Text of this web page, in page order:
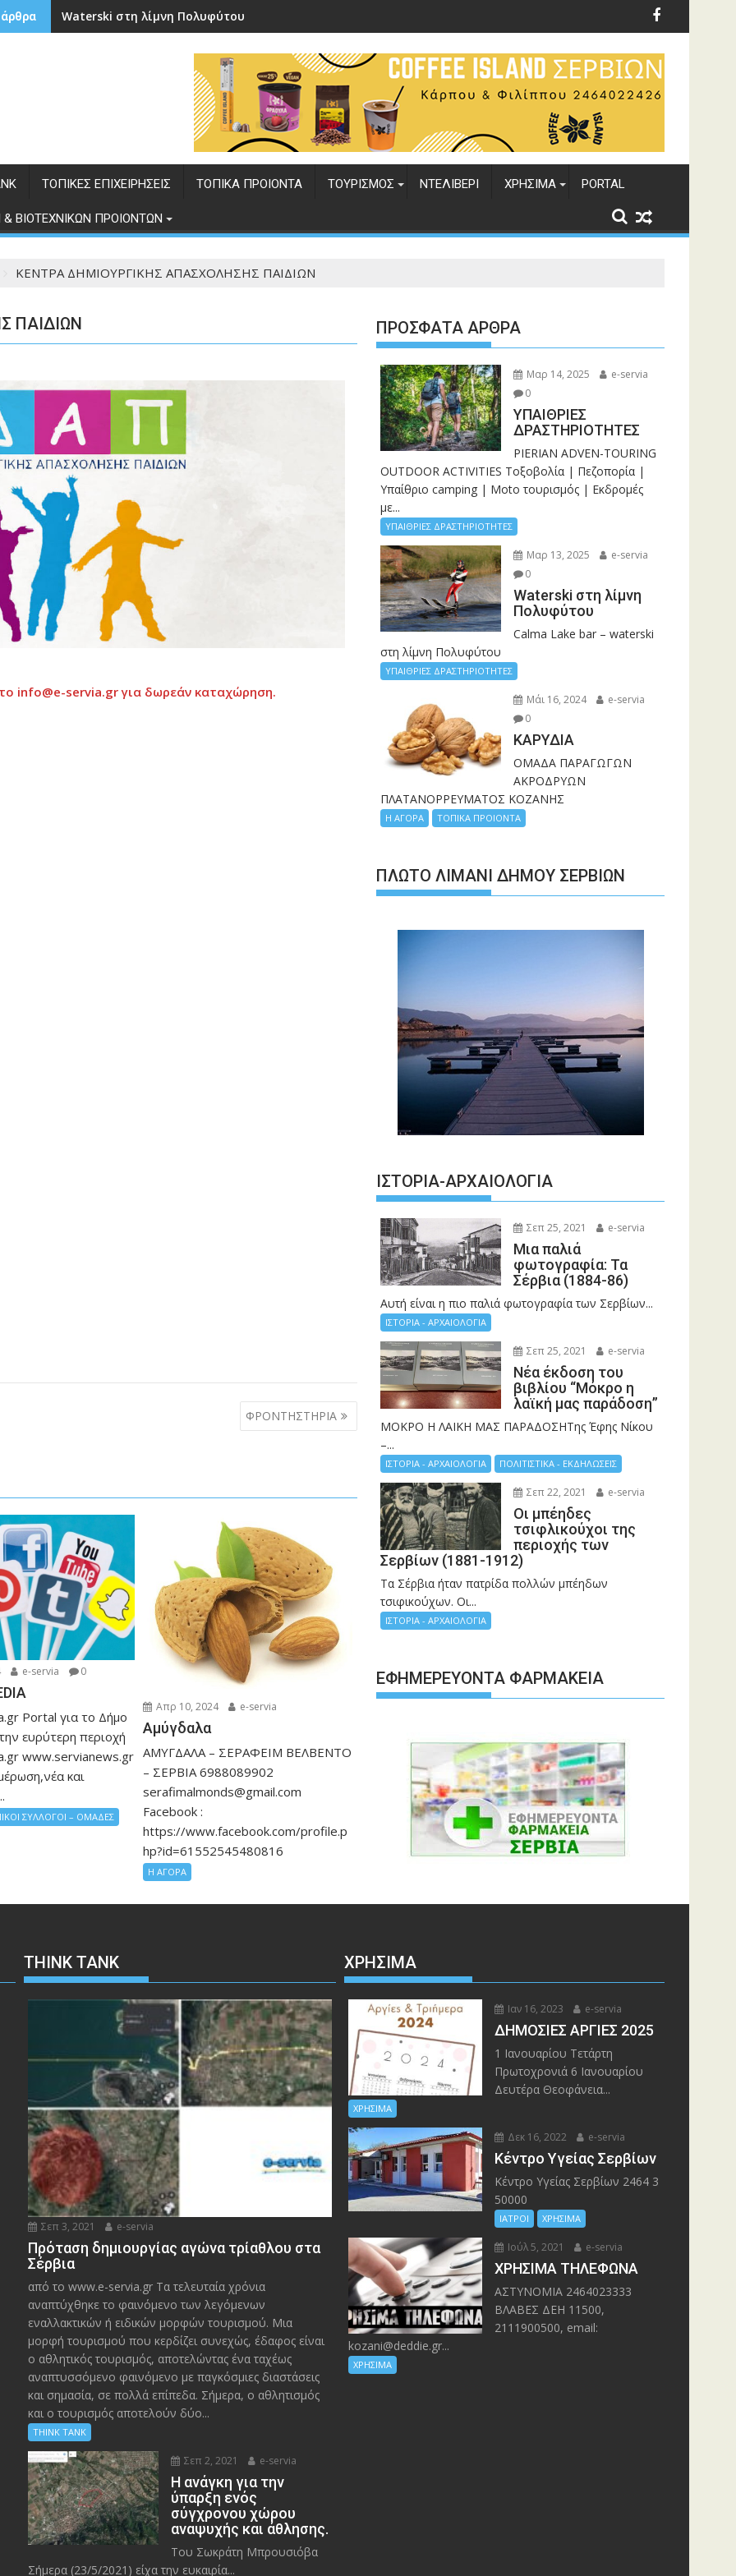
Waterski στη λίμνη Πολυφύτου
ΤΟΠΙΚΕΣ ΕΠΙΧΕΙΡΗΣΕΙΣ ΤΟΠΙΚΑ ΠΡΟΙΟΝΤΑ ΤΟΥΡΙΣΜΟΣ ΝΤΕΛΙΒΕΡΙ ΧΡΗΣΙΜΑ PORTAL
ΒΙΟΤΕΧΝΙΚΩΝ ΠΡΟΙΟΝΤΩΝ
ΚΕΝΤΡΑ ΔΗΜΙΟΥΡΓΙΚΗΣ ΑΠΑΣΧΟΛΗΣΗΣ ΠΑΙΔΙΩΝ
ΠΑΙΔΙΩΝ
info@e-servia.grγια δωρεάν καταχώρηση.
ΦΡΟΝΤΗΣΤΗΡΙΑ
e-servia 0
Portal για το Δήμο
ευρύτερη περιοχή
www.servianews.gr
και
ΣΥΛΛΟΓΟΙ – ΟΜΑΔΕΣ
Απρ 10, 2024 e-servia
Αμύγδαλα
ΑΜΥΓΔΑΛΑ – ΣΕΡΑΦΕΙΜ ΒΕΛΒΕΝΤΟ
– ΣΕΡΒΙΑ 6988089902
serafimalmonds@gmail.com
Facebook :
https://www.facebook.com/profile.p
hp?id=61552545480816
Η ΑΓΟΡΑ
ΠΡΌΣΦΑΤΑ ΆΡΘΡΑ
Μαρ 14, 2025
e-servia
0
ΥΠΑΙΘΡΙΕΣ
ΔΡΑΣΤΗΡΙΟΤΗΤΕΣ
PIERIAN ADVEN-TOURING
OUTDOOR ACTIVITIES Τοξοβολία | Πεζοπορία |
Υπαίθριο camping | Moto τουρισμός | Εκδρομές
με...
ΥΠΑΙΘΡΙΕΣ ΔΡΑΣΤΗΡΙΟΤΗΤΕΣ
Μαρ 13, 2025
e-servia
0
Waterski στη λίμνη
Πολυφύτου
Calma Lake bar – waterski
στη λίμνη Πολυφύτου
ΥΠΑΙΘΡΙΕΣ ΔΡΑΣΤΗΡΙΟΤΗΤΕΣ
Μάι 16, 2024
e-servia
0
ΚΑΡΥΔΙΑ
ΟΜΑΔΑ ΠΑΡΑΓΩΓΩΝ
ΑΚΡΟΔΡΥΩΝ
ΠΛΑΤΑΝΟΡΡΕΥΜΑΤΟΣ ΚΟΖΑΝΗΣ
Η ΑΓΟΡΑ ΤΟΠΙΚΑ ΠΡΟΙΟΝΤΑ
ΠΛΩΤΌ ΛΙΜΆΝΙ ΔΉΜΟΥ ΣΕΡΒΊΩΝ
ΙΣΤΟΡΊΑ-ΑΡΧΑΙΟΛΟΓΊΑ
Σεπ 25, 2021 e-servia
Μια παλιά
φωτογραφία: Τα
Σέρβια (1884-86)
Αυτή είναι η πιο παλιά φωτογραφία των Σερβίων...
ΙΣΤΟΡΙΑ - ΑΡΧΑΙΟΛΟΓΙΑ
Σεπ 25, 2021 e-servia
Νέα έκδοση του
βιβλίου “Μόκρο η
λαϊκή μας παράδοση”
ΜΟΚΡΟ Η ΛΑΙΚΗ ΜΑΣ ΠΑΡΑΔΟΣΗΤης Έφης Νίκου
–...
ΙΣΤΟΡΙΑ - ΑΡΧΑΙΟΛΟΓΙΑ ΠΟΛΙΤΙΣΤΙΚΑ - ΕΚΔΗΛΩΣΕΙΣ
Σεπ 22, 2021 e-servia
Οι μπέηδες
τσιφλικούχοι της
περιοχής των
Σερβίων (1881-1912)
Τα Σέρβια ήταν πατρίδα πολλών μπέηδων
τσιφικούχων. Οι...
ΙΣΤΟΡΙΑ - ΑΡΧΑΙΟΛΟΓΙΑ
ΕΦΗΜΕΡΕΎΟΝΤΑ ΦΑΡΜΑΚΕΊΑ
THINK TANK
Σεπ 3, 2021 e-servia
Πρόταση δημιουργίας αγώνα τρίαθλου στα
Σέρβια
από το www.e-servia.gr Τα τελευταία χρόνια
αναπτύχθηκε το φαινόμενο των λεγόμενων
εναλλακτικών ή ειδικών μορφών τουρισμού. Μια
μορφή τουρισμού που κερδίζει συνεχώς, έδαφος είναι
ο αθλητικός τουρισμός, αποτελώντας ένα ταχέως
αναπτυσσόμενο φαινόμενο με παγκόσμιες διαστάσεις
και σημασία, σε πολλά επίπεδα. Σήμερα, ο αθλητισμός
και ο τουρισμός αποτελούν δύο...
THINK TANK
Σεπ 2, 2021 e-servia
Η ανάγκη για την
ύπαρξη ενός
σύγχρονου χώρου
αναψυχής και άθλησης.
Του Σωκράτη Μπρουσιόβα
Σήμερα (23/5/2021) είχα την ευκαιρία...
ΧΡΉΣΙΜΑ
Ιαν 16, 2023 e-servia
ΔΗΜΟΣΙΕΣ ΑΡΓΙΕΣ 2025
1 Ιανουαρίου Τετάρτη
Πρωτοχρονιά 6 Ιανουαρίου
Δευτέρα Θεοφάνεια...
ΧΡΗΣΙΜΑ
Δεκ 16, 2022 e-servia
Kέντρο Υγείας Σερβίων
Kέντρο Υγείας Σερβίων 2464 3
50000
ΙΑΤΡΟΙ ΧΡΗΣΙΜΑ
Ιούλ 5, 2021 e-servia
ΧΡΗΣΙΜΑ ΤΗΛΕΦΩΝΑ
ΑΣΤΥΝΟΜΙΑ 2464023333
ΒΛΑΒΕΣ ΔΕΗ 11500,
2111900500, email:
kozani@deddie.gr...
ΧΡΗΣΙΜΑ